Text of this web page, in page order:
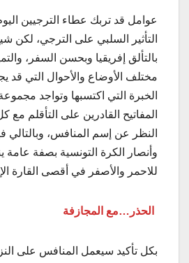
عوامل قد تربك عطاء الترجيين
التأثير السلبي على الترجي، لكن
بالتألق إفريقيا وبحسن السفر،
مختلف الأوضاع والأحوال التي قد
الخبرة التي اكتسبها وتواجد
المفاتيح القادرين على التأقلم
النظر عن إسم المنافس، وبالتالي
وأنصار الكرة التونسية بصفة عامة
للاحمر والأصفر في أقصى القارة
الحذر…مع المجازفة
بكل تأكيد سيعمل المنافس على